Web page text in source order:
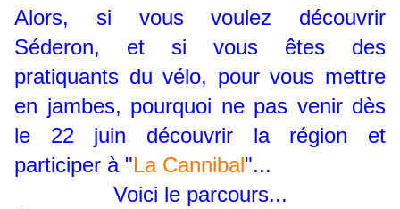
Alors, si vous voulez découvrir
Séderon, et si vous êtes des
pratiquants du vélo, pour vous mettre
en jambes, pourquoi ne pas venir dès
le 22 juin découvrir la région et
participer à "La Cannibal"...
Voici le parcours...